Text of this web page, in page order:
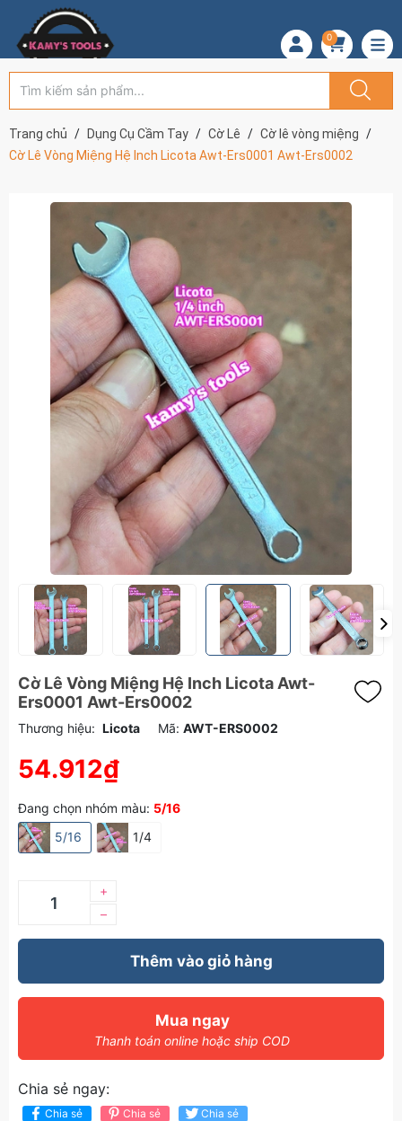
0
Trang chủ Dụng Cụ Cầm Tay Cờ Lê
Cờ lê vòng miệng
Cờ Lê Vòng Miệng Hệ Inch Licota Awt-Ers0001 Awt-Ers0002
Cờ Lê Vòng Miệng Hệ Inch Licota Awt-
Ers0001 Awt-Ers0002
Thương hiệu: Licota Mã: AWT-ERS0002
54.912₫
Đang chọn nhóm màu: 5/16
5/16
1/4
–
+
Thêm vào giỏ hàng
Mua ngay
Thanh toán online hoặc ship COD
Chia sẻ ngay:
Chia sẻ Chia sẻ Chia sẻ